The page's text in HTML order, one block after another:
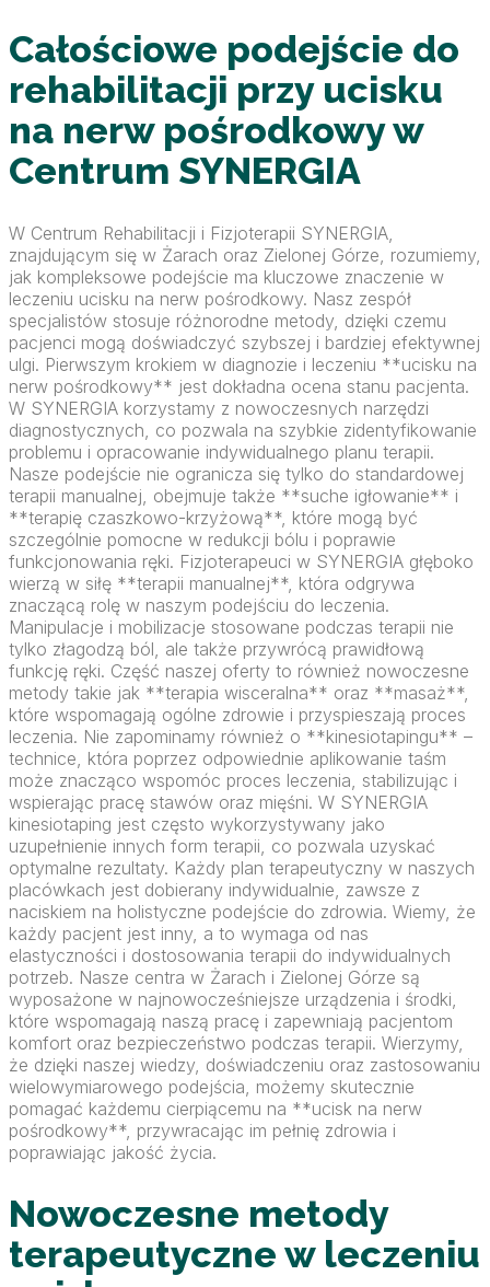
Całościowe podejście do
rehabilitacji przy ucisku
na nerw pośrodkowy w
Centrum SYNERGIA
W Centrum Rehabilitacji i Fizjoterapii SYNERGIA,
znajdującym się w Żarach oraz Zielonej Górze, rozumiemy,
jak kompleksowe podejście ma kluczowe znaczenie w
leczeniu ucisku na nerw pośrodkowy. Nasz zespół
specjalistów stosuje różnorodne metody, dzięki czemu
pacjenci mogą doświadczyć szybszej i bardziej efektywnej
ulgi. Pierwszym krokiem w diagnozie i leczeniu **ucisku na
nerw pośrodkowy** jest dokładna ocena stanu pacjenta.
W SYNERGIA korzystamy z nowoczesnych narzędzi
diagnostycznych, co pozwala na szybkie zidentyfikowanie
problemu i opracowanie indywidualnego planu terapii.
Nasze podejście nie ogranicza się tylko do standardowej
terapii manualnej, obejmuje także **suche igłowanie** i
**terapię czaszkowo-krzyżową**, które mogą być
szczególnie pomocne w redukcji bólu i poprawie
funkcjonowania ręki. Fizjoterapeuci w SYNERGIA głęboko
wierzą w siłę **terapii manualnej**, która odgrywa
znaczącą rolę w naszym podejściu do leczenia.
Manipulacje i mobilizacje stosowane podczas terapii nie
tylko złagodzą ból, ale także przywrócą prawidłową
funkcję ręki. Część naszej oferty to również nowoczesne
metody takie jak **terapia wisceralna** oraz **masaż**,
które wspomagają ogólne zdrowie i przyspieszają proces
leczenia. Nie zapominamy również o **kinesiotapingu** –
technice, która poprzez odpowiednie aplikowanie taśm
może znacząco wspomóc proces leczenia, stabilizując i
wspierając pracę stawów oraz mięśni. W SYNERGIA
kinesiotaping jest często wykorzystywany jako
uzupełnienie innych form terapii, co pozwala uzyskać
optymalne rezultaty. Każdy plan terapeutyczny w naszych
placówkach jest dobierany indywidualnie, zawsze z
naciskiem na holistyczne podejście do zdrowia. Wiemy, że
każdy pacjent jest inny, a to wymaga od nas
elastyczności i dostosowania terapii do indywidualnych
potrzeb. Nasze centra w Żarach i Zielonej Górze są
wyposażone w najnowocześniejsze urządzenia i środki,
które wspomagają naszą pracę i zapewniają pacjentom
komfort oraz bezpieczeństwo podczas terapii. Wierzymy,
że dzięki naszej wiedzy, doświadczeniu oraz zastosowaniu
wielowymiarowego podejścia, możemy skutecznie
pomagać każdemu cierpiącemu na **ucisk na nerw
pośrodkowy**, przywracając im pełnię zdrowia i
poprawiając jakość życia.
Nowoczesne metody
terapeutyczne w leczeniu